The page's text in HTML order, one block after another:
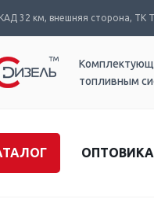
32 км, внешняя сторона, ТК
топливным